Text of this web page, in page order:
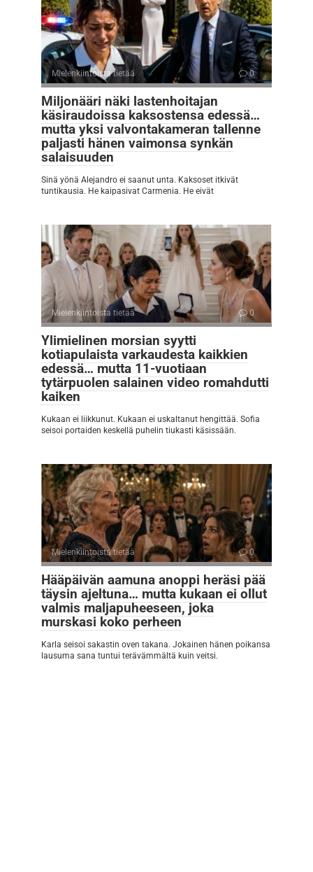
Mielenkiintoista tietää 0
Miljonääri näki lastenhoitajan
käsiraudoissa kaksostensa edessä…
mutta yksi valvontakameran tallenne
paljasti hänen vaimonsa synkän
salaisuuden
Sinä yönä Alejandro ei saanut unta. Kaksoset itkivät
tuntikausia. He kaipasivat Carmenia. He eivät
Mielenkiintoista tietää 0
Ylimielinen morsian syytti
kotiapulaista varkaudesta kaikkien
edessä… mutta 11-vuotiaan
tytärpuolen salainen video romahdutti
kaiken
Kukaan ei liikkunut. Kukaan ei uskaltanut hengittää. Sofia
seisoi portaiden keskellä puhelin tiukasti käsissään.
Mielenkiintoista tietää 0
Hääpäivän aamuna anoppi heräsi pää
täysin ajeltuna… mutta kukaan ei ollut
valmis maljapuheeseen, joka
murskasi koko perheen
Karla seisoi sakastin oven takana. Jokainen hänen poikansa
lausuma sana tuntui terävämmältä kuin veitsi.